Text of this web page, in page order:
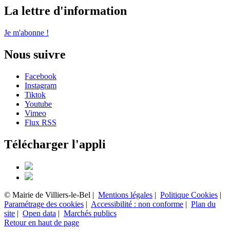
La lettre d'information
Je m'abonne !
Nous suivre
Facebook
Instagram
Tiktok
Youtube
Vimeo
Flux RSS
Télécharger l'appli
© Mairie de Villiers-le-Bel | Mentions légales | Politique Cookies |
Paramétrage des cookies | Accessibilité : non conforme | Plan du
site | Open data | Marchés publics
Retour en haut de page